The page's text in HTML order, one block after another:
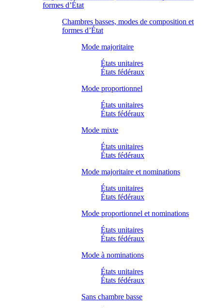
formes d’État
Chambres basses, modes de composition et
formes d’État
Mode majoritaire
États unitaires
États fédéraux
Mode proportionnel
États unitaires
États fédéraux
Mode mixte
États unitaires
États fédéraux
Mode majoritaire et nominations
États unitaires
États fédéraux
Mode proportionnel et nominations
États unitaires
États fédéraux
Mode à nominations
États unitaires
États fédéraux
Sans chambre basse